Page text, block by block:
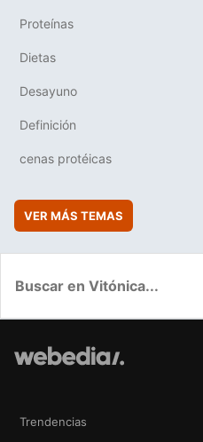
Proteínas
Dietas
Desayuno
Definición
cenas protéicas
VER MÁS TEMAS
Trendencias